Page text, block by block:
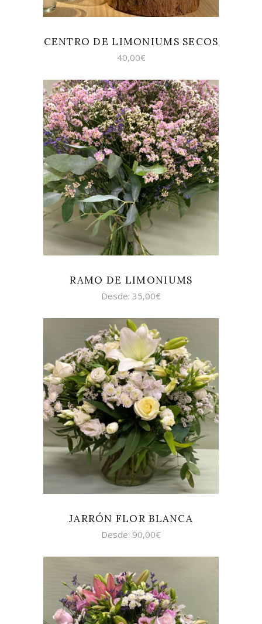
CENTRO DE LIMONIUMS SECOS
40,00€
SELECCIONAR OPCIONES
RAMO DE LIMONIUMS
Desde: 35,00€
SELECCIONAR OPCIONES
JARRÓN FLOR BLANCA
Desde: 90,00€